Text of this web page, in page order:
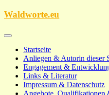
Zum
Waldworte.eu
Startseite
Anliegen & Autorin dieser
Engagement &
Links & Literatur
Impressum & Datenschutz